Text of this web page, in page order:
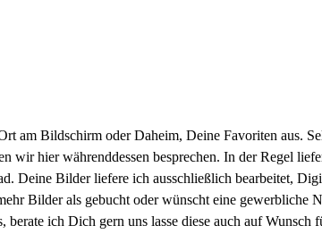
am Bildschirm oder Daheim, Deine Favoriten aus.
hier währenddessen besprechen. In der Regel
Deine Bilder liefere ich ausschließlich bearbeitet,
Bilder als gebucht oder wünscht eine
ich Dich gern uns lasse diese auch auf Wunsch